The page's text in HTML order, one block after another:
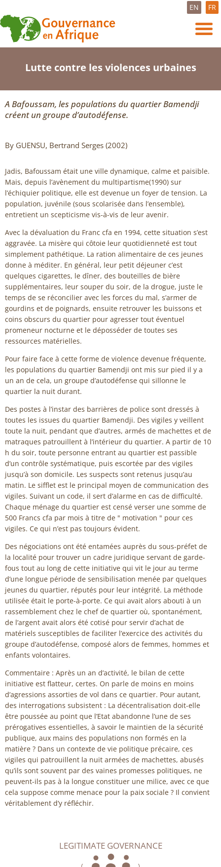
EN FR
Lutte contre les violences urbaines
A Bafoussam, les populations du quartier Bamendji
créent un groupe d’autodéfense.
By GUENSU, Bertrand Serges (2002)
Jadis, Bafoussam était une ville dynamique, calme et paisible.
Mais, depuis l’avènement du multipartisme(1990) sur
l’échiquier politique, elle est devenue un foyer de tension. La
population, juvénile (sous scolarisée dans l’ensemble),
entretient un scepticisme vis-à-vis de leur avenir.
Avec la dévaluation du Franc cfa en 1994, cette situation s’est
aggravée. La misère qui côtoie leur quotidienneté est tout
simplement pathétique. La ration alimentaire de ces jeunes
donne à méditer. En général, leur petit déjeuner c’est
quelques cigarettes, le dîner, des bouteilles de bière
supplémentaires, leur souper du soir, de la drogue, juste le
temps de se réconcilier avec les forces du mal, s’armer de
gourdins et de poignards, ensuite retrouver les buissons et
coins obscurs du quartier pour agresser tout éventuel
promeneur nocturne et le déposséder de toutes ses
ressources matérielles.
Pour faire face à cette forme de violence devenue fréquente,
les populations du quartier Bamendji ont mis sur pied il y a
un an de cela, un groupe d’autodéfense qui sillonne le
quartier la nuit durant.
Des postes à l’instar des barrières de police sont dressés à
toutes les issues du quartier Bamendji. Des vigiles y veillent
toute la nuit, pendant que d’autres, armés de machettes et de
matraques patrouillent à l’intérieur du quartier. A partir de 10
h du soir, toute personne entrant au quartier est passible
d’un contrôle systématique, puis escortée par des vigiles
jusqu’à son domicile. Les suspects sont retenus jusqu’au
matin. Le sifflet est le principal moyen de communication des
vigiles. Suivant un code, il sert d’alarme en cas de difficulté.
Chaque ménage du quartier est censé verser une somme de
500 Francs cfa par mois à titre de " motivation " pour ces
vigiles. Ce qui n’est pas toujours évident.
Des négociations ont été entamées auprès du sous-préfet de
la localité pour trouver un cadre juridique servant de garde-
fous tout au long de cette initiative qui vit le jour au terme
d’une longue période de sensibilisation menée par quelques
jeunes du quartier, réputés pour leur intégrité. La méthode
utilisée était le porte-à-porte. Ce qui avait alors abouti à un
rassemblement chez le chef de quartier où, spontanément,
de l’argent avait alors été cotisé pour servir d’achat de
matériels susceptibles de faciliter l’exercice des activités du
groupe d’autodéfense, composé alors de femmes, hommes et
enfants volontaires.
Commentaire : Après un an d’activité, le bilan de cette
initiative est flatteur, certes. On parle de moins en moins
d’agressions assorties de vol dans ce quartier. Pour autant,
des interrogations subsistent : La décentralisation doit-elle
être poussée au point que l’Etat abandonne l’une de ses
prérogatives essentielles, à savoir le maintien de la sécurité
publique, aux mains des populations non formés en la
matière ? Dans un contexte de vie politique précaire, ces
vigiles qui patrouillent la nuit armées de machettes, abusés
qu’ils sont souvent par des vaines promesses politiques, ne
peuvent-ils pas à la longue constituer une milice, avec ce que
cela suppose comme menace pour la paix sociale ? Il convient
véritablement d’y réfléchir.
LEGITIMATE GOVERNANCE